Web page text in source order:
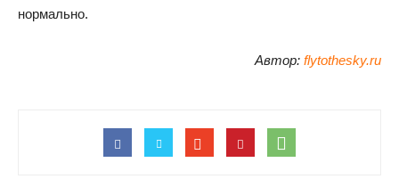
нормально.
Автор: flytothesky.ru